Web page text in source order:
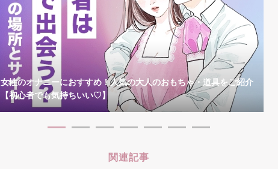
女性のオナニーにおすすめ！人気の大人のおもちゃ・道具をご紹介
【初心者でも気持ちいい♡】
関連記事